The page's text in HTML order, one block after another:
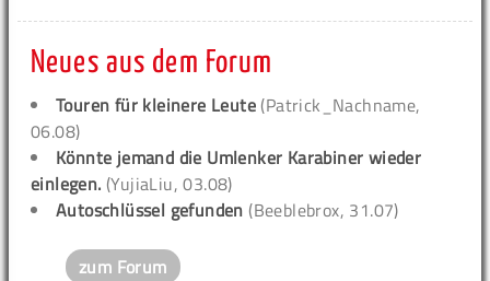
Neues aus dem Forum
Touren für kleinere Leute (Patrick_Nachname,
06.08)
Könnte jemand die Umlenker Karabiner wieder
einlegen. (YujiaLiu, 03.08)
Autoschlüssel gefunden (Beeblebrox, 31.07)
zum Forum